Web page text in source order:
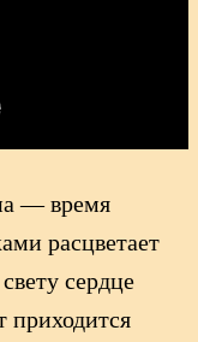
— время
расцветает
сердце
приходится